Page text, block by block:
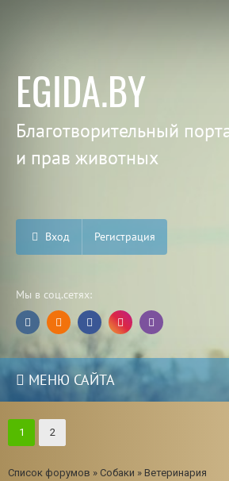
EGIDA.BY
Благотворительный
и прав животных
Вход Регистрация
Мы в соц.сетях:
МЕНЮ САЙТА
1 2
Список форумов » Собаки » Ветеринария